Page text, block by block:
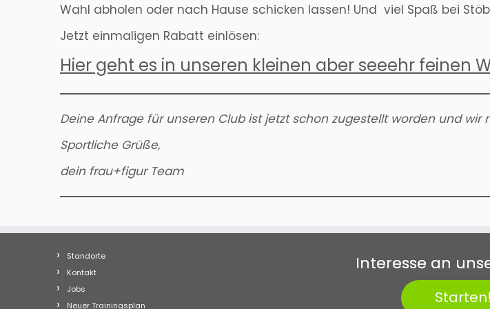
Wahl abholen oder nach Hause schicken lassen! Und viel Spaß bei
Jetzt einmaligen Rabatt einlösen:
Hier geht es in unseren kleinen aber seeehr feinen
Deine Anfrage für unseren Club ist jetzt schon zugestellt worden und
Sportliche Grüße,
dein frau+figur Team
Standorte
Kontakt
Jobs
Neuer Trainingsplan
Interesse an
Starten!